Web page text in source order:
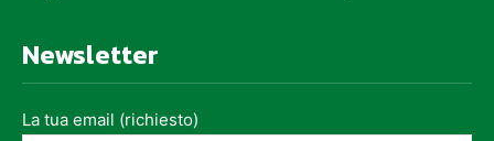
Newsletter
La tua email (richiesto)